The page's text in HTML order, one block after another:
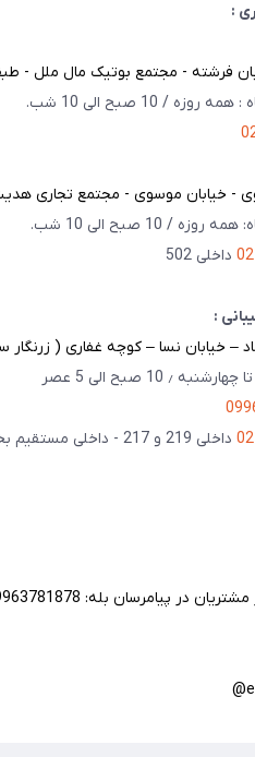
:
فرشته - مجتمع بوتیک مال ملل -
/ 10 صبح الی 10 شب.
- خیابان موسوی - مجتمع تجاری
/ 10 صبح الی 10 شب.
داخلی 502
:
– خیابان نسا – کوچه غفاری ( زرنگار سابق ) –
10 صبح الی 5 عصر
داخلی 219 و 217 - داخلی مستقیم بخش فنی 201
پیامرسان بله: 09963781878